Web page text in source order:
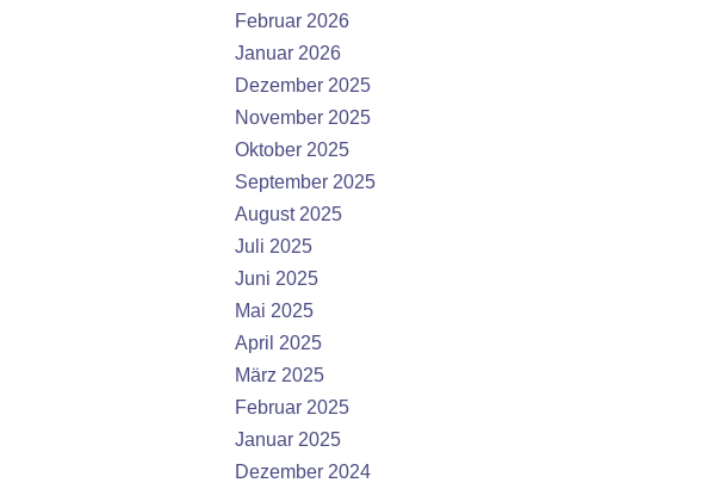
Februar 2026
Januar 2026
Dezember 2025
November 2025
Oktober 2025
September 2025
August 2025
Juli 2025
Juni 2025
Mai 2025
April 2025
März 2025
Februar 2025
Januar 2025
Dezember 2024